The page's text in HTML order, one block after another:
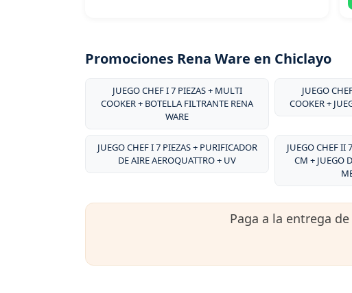
Promociones Rena Ware en Chiclayo
JUEGO CHEF I 7 PIEZAS + MULTI
COOKER + BOTELLA FILTRANTE RENA
WARE
JUEGO
COOKER +
JUEGO CHEF I 7 PIEZAS + PURIFICADOR
DE AIRE AEROQUATTRO + UV
JUEGO CHEF II
CM + JUEGO
Paga a la entrega